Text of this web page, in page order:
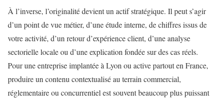
À l’inverse, l’originalité devient un actif stratégique. Il peut s’agir
d’un point de vue métier, d’une étude interne, de chiffres issus de
votre activité, d’un retour d’expérience client, d’une analyse
sectorielle locale ou d’une explication fondée sur des cas réels.
Pour une entreprise implantée à Lyon ou active partout en France,
produire un contenu contextualisé au terrain commercial,
réglementaire ou concurrentiel est souvent beaucoup plus puissant